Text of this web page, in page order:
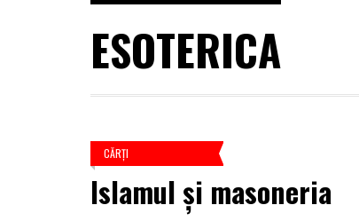
ESOTERICA
CĂRŢI
Islamul şi masoneria